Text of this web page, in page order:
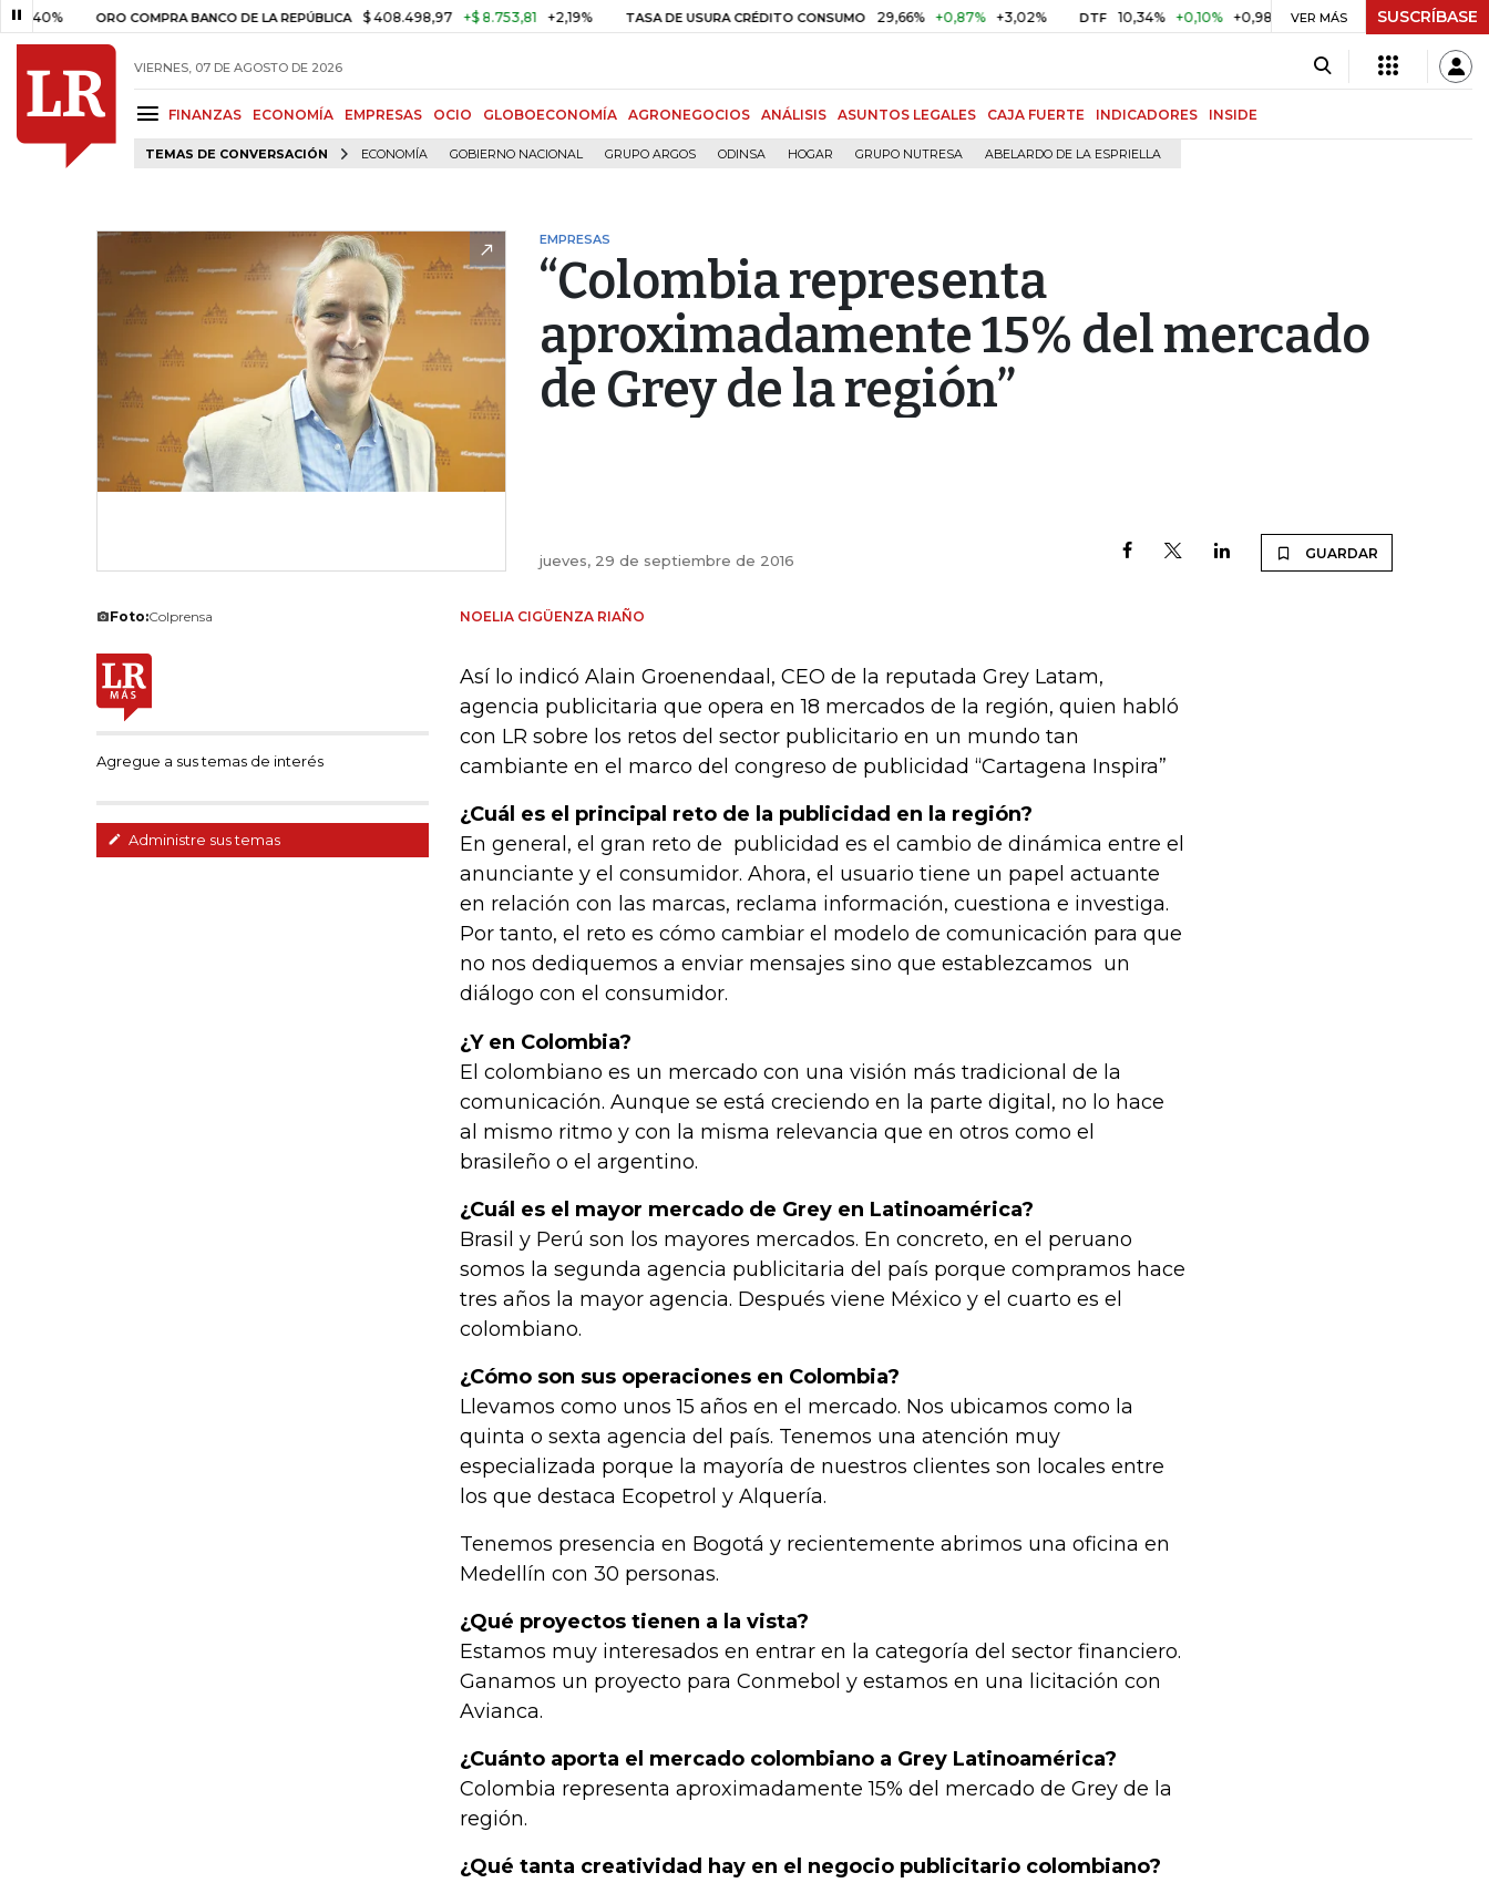
ORO COMPRA BANCO DE LA REPÚBLICA $ 408.498,97 +$ 8.753,81 +2,19% TASA DE USURA CRÉDITO CONSUMO 29,66% +0,87% +3,02% DTF 10,34% +0,10% +0,98% UVR $ 416,91 +$ 0,05 +0,01%
VER MÁS SUSCRÍBASE
VIERNES, 07 DE AGOSTO DE 2026
FINANZAS ECONOMÍA EMPRESAS OCIO GLOBOECONOMÍA AGRONEGOCIOS ANÁLISIS ASUNTOS LEGALES CAJA FUERTE INDICADORES INSIDE
TEMAS DE CONVERSACIÓN ECONOMÍA GOBIERNO NACIONAL GRUPO ARGOS ODINSA HOGAR GRUPO NUTRESA ABELARDO DE LA ESPRIELLA
EMPRESAS
“Colombia representa
aproximadamente 15% del mercado
de Grey de la región”
jueves, 29 de septiembre de 2016 GUARDAR
Foto:Colprensa
Agregue a sus temas de interés
Administre sus temas
NOELIA CIGÜENZA RIAÑO
Así lo indicó Alain Groenendaal, CEO de la reputada Grey Latam,
agencia publicitaria que opera en 18 mercados de la región, quien habló
con LR sobre los retos del sector publicitario en un mundo tan
cambiante en el marco del congreso de publicidad “Cartagena Inspira”
¿Cuál es el principal reto de la publicidad en la región?
En general, el gran reto de publicidad es el cambio de dinámica entre el
anunciante y el consumidor. Ahora, el usuario tiene un papel actuante
en relación con las marcas, reclama información, cuestiona e investiga.
Por tanto, el reto es cómo cambiar el modelo de comunicación para que
no nos dediquemos a enviar mensajes sino que establezcamos un
diálogo con el consumidor.
¿Y en Colombia?
El colombiano es un mercado con una visión más tradicional de la
comunicación. Aunque se está creciendo en la parte digital, no lo hace
al mismo ritmo y con la misma relevancia que en otros como el
brasileño o el argentino.
¿Cuál es el mayor mercado de Grey en Latinoamérica?
Brasil y Perú son los mayores mercados. En concreto, en el peruano
somos la segunda agencia publicitaria del país porque compramos hace
tres años la mayor agencia. Después viene México y el cuarto es el
colombiano.
¿Cómo son sus operaciones en Colombia?
Llevamos como unos 15 años en el mercado. Nos ubicamos como la
quinta o sexta agencia del país. Tenemos una atención muy
especializada porque la mayoría de nuestros clientes son locales entre
los que destaca Ecopetrol y Alquería.
Tenemos presencia en Bogotá y recientemente abrimos una oficina en
Medellín con 30 personas.
¿Qué proyectos tienen a la vista?
Estamos muy interesados en entrar en la categoría del sector financiero.
Ganamos un proyecto para Conmebol y estamos en una licitación con
Avianca.
¿Cuánto aporta el mercado colombiano a Grey Latinoamérica?
Colombia representa aproximadamente 15% del mercado de Grey de la
región.
¿Qué tanta creatividad hay en el negocio publicitario colombiano?